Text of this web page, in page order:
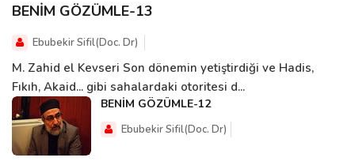
BENİM GÖZÜMLE-13
Ebubekir Sifil(Doc. Dr)
M. Zahid el Kevseri Son dönemin yetiştirdiği ve Hadis,
Fıkıh, Akaid... gibi sahalardaki otoritesi d...
BENİM GÖZÜMLE-12
Ebubekir Sifil(Doc. Dr)